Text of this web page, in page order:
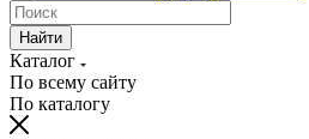
Найти
Каталог
По всему сайту
По каталогу